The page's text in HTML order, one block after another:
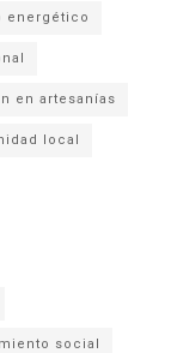
energético
en artesanías
local
social